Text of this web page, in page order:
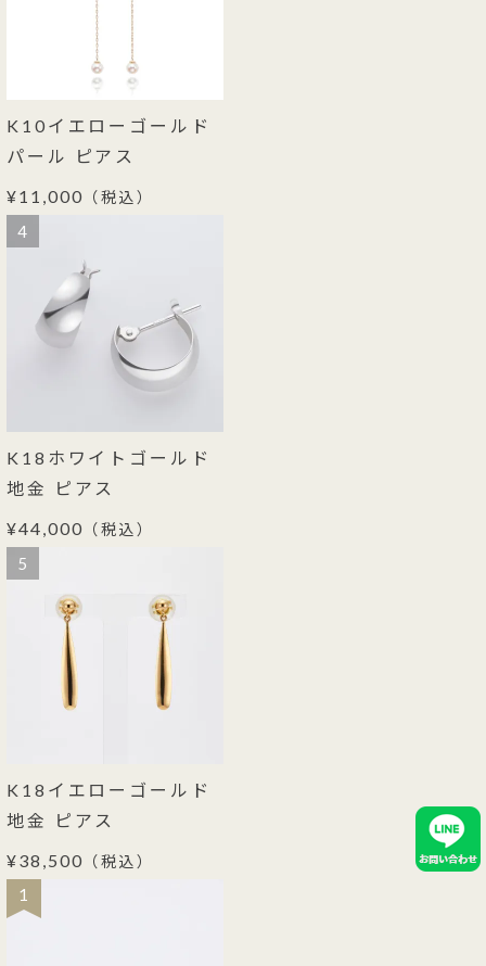
K10イエローゴールド
パール ピアス
¥11,000 （税込）
4
K18ホワイトゴールド
地金 ピアス
¥44,000 （税込）
5
K18イエローゴールド
地金 ピアス
¥38,500 （税込）
1